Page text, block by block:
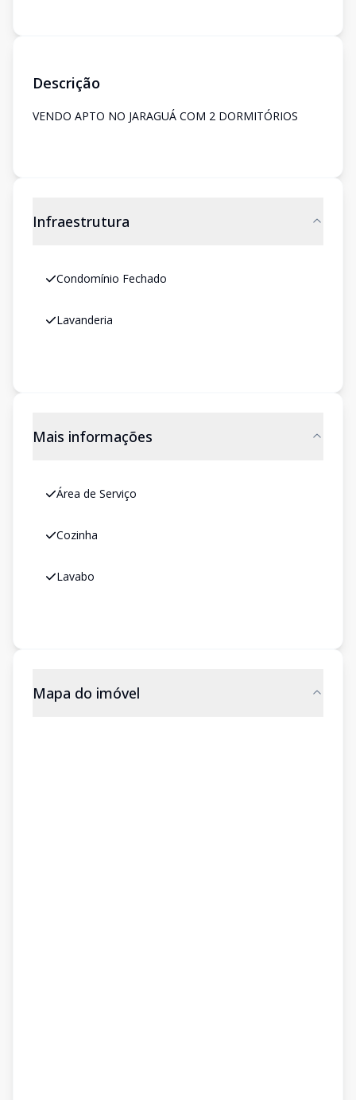
Descrição
VENDO APTO NO JARAGUÁ COM 2 DORMITÓRIOS
Infraestrutura
Condomínio Fechado
Lavanderia
Mais informações
Área de Serviço
Cozinha
Lavabo
Mapa do imóvel